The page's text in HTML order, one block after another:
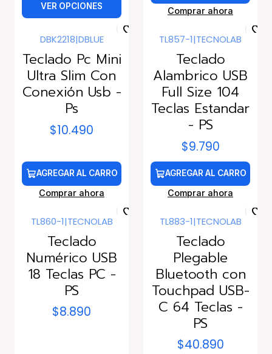
VER OPCIONES Comprar ahora
DBK2218|DBLUE
Teclado Pc Mini
Ultra Slim Con
Conexión Usb -
Ps
$10.490
AGREGAR AL CARRO
Comprar ahora
TL857-1|TECNOLAB
Teclado
Alambrico USB
Full Size 104
Teclas Estandar
- PS
$9.790
AGREGAR AL CARRO
Comprar ahora
TL860-1|TECNOLAB
Teclado
Numérico USB
18 Teclas PC -
PS
$8.890
TL883-1|TECNOLAB
Teclado
Plegable
Bluetooth con
Touchpad USB-
C 64 Teclas -
PS
$40.890